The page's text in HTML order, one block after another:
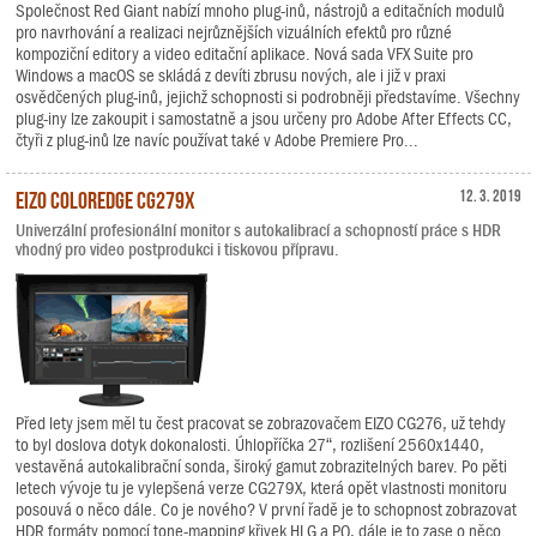
Společnost Red Giant nabízí mnoho plug-inů, nástrojů a editačních modulů
pro navrhování a realizaci nejrůznějších vizuálních efektů pro různé
kompoziční editory a video editační aplikace. Nová sada VFX Suite pro
Windows a macOS se skládá z devíti zbrusu nových, ale i již v praxi
osvědčených plug-inů, jejichž schopnosti si podrobněji představíme. Všechny
plug-iny lze zakoupit i samostatně a jsou určeny pro Adobe After Effects CC,
čtyři z plug-inů lze navíc používat také v Adobe Premiere Pro...
12. 3. 2019
EIZO ColorEdge CG279X
Univerzální profesionální monitor s autokalibrací a schopností práce s HDR
vhodný pro video postprodukci i tiskovou přípravu.
Před lety jsem měl tu čest pracovat se zobrazovačem EIZO CG276, už tehdy
to byl doslova dotyk dokonalosti. Úhlopříčka 27“, rozlišení 2560x1440,
vestavěná autokalibrační sonda, široký gamut zobrazitelných barev. Po pěti
letech vývoje tu je vylepšená verze CG279X, která opět vlastnosti monitoru
posouvá o něco dále. Co je nového? V první řadě je to schopnost zobrazovat
HDR formáty pomocí tone-mapping křivek HLG a PQ, dále je to zase o něco